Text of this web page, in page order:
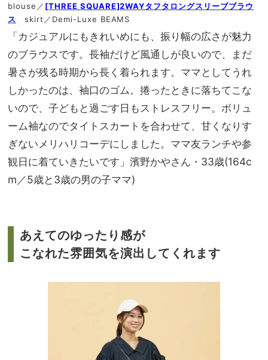
blouse／ [THREE SQUARE]2WAYタフタロングスリーブブラウ
ス
skirt／Demi-Luxe BEAMS
「カジュアルにもきれいめにも、振り幅の広さが魅力
のブラウスです。長袖だけど風通しが良いので、まだ
暑さが残る時期から長く着られます。ママとしてうれ
しかったのは、袖口のゴム。捲ったときに落ちてこな
いので、子どもと過ごす日もストレスフリー。ボリュ
ーム袖なのでタイトスカートを合わせて、甘くなりす
ぎないメリハリコーデにしました。ママ友ランチや参
観日に着ていきたいです」濱野かやさん・33歳(164c
m／5歳と3歳の男の子ママ)
あえてのゆったり感が
こなれた雰囲気を演出してくれます